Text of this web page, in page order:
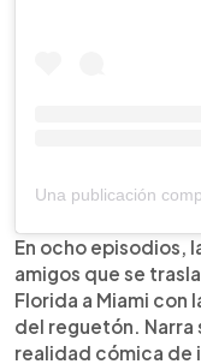
En ocho episodios,
amigos que se
Florida a Miami con
del reguetón. Narra
realidad cómica de